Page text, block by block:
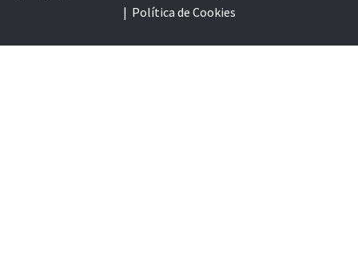
| Política de Cookies